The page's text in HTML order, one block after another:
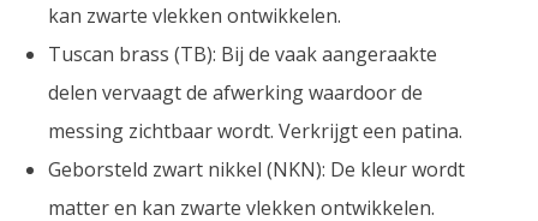
kan zwarte vlekken ontwikkelen.
Tuscan brass (TB): Bij de vaak aangeraakte
delen vervaagt de afwerking waardoor de
messing zichtbaar wordt. Verkrijgt een patina.
Geborsteld zwart nikkel (NKN): De kleur wordt
matter en kan zwarte vlekken ontwikkelen.